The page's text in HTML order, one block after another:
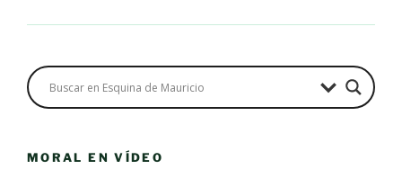
MORAL EN VÍDEO